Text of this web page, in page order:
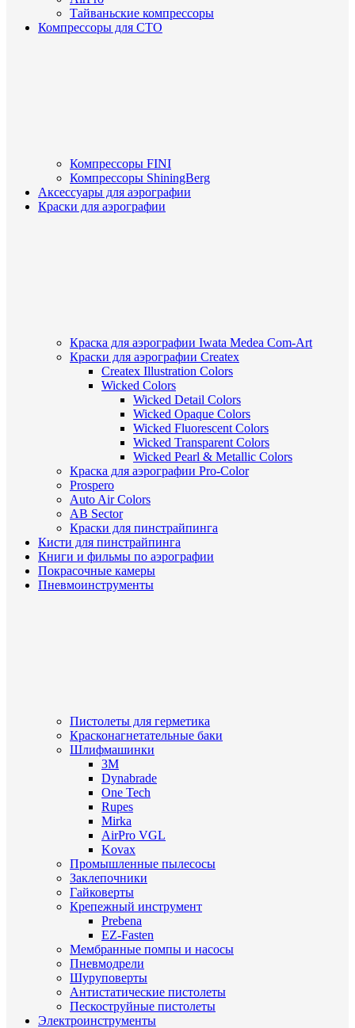
Тайваньские компрессоры
Компрессоры для СТО
Компрессоры FINI
Компрессоры ShiningBerg
Аксессуары для аэрографии
Краски для аэрографии
Краска для аэрографии Iwata Medea Com-Art
Краски для аэрографии Createx
Createx Illustration Colors
Wicked Colors
Wicked Detail Colors
Wicked Opaque Colors
Wicked Fluorescent Colors
Wicked Transparent Colors
Wicked Pearl & Metallic Colors
Краска для аэрографии Pro-Color
Prospero
Auto Air Colors
AB Sector
Краски для пинстрайпинга
Кисти для пинстрайпинга
Книги и фильмы по аэрографии
Покрасочные камеры
Пневмоинструменты
Пистолеты для герметика
Красконагнетательные баки
Шлифмашинки
3M
Dynabrade
One Tech
Rupes
Mirka
AirPro VGL
Kovax
Промышленные пылесосы
Заклепочники
Гайковерты
Крепежный инструмент
Prebena
EZ-Fasten
Мембранные помпы и насосы
Пневмодрели
Шуруповерты
Антистатические пистолеты
Пескоструйные пистолеты
Электроинструменты